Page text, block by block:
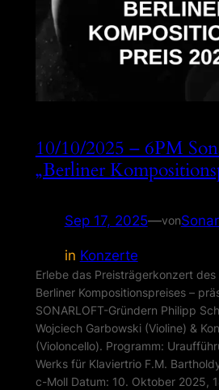
10/10/2025 – 6PM
„Berliner
Sep 17, 2025—von
in Konzerte
Erlebe das Preisträgerkonzert
Berliner Kompositionspreises –
SONARLOFT-Gründern Philipp
Wojciech Garbowski (Violine) &
(Violoncello). Programm:
Werks für Klaviertrio F.M.
c-Moll Datum: 10. Oktober 2025,